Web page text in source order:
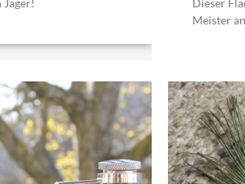
Dieser
Meister